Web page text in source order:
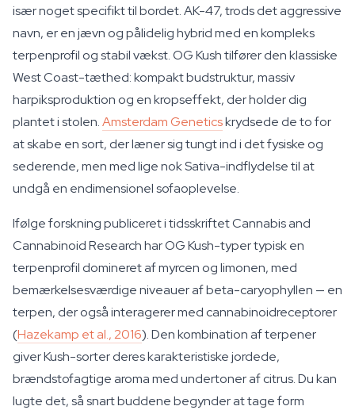
især noget specifikt til bordet. AK-47, trods det aggressive
navn, er en jævn og pålidelig hybrid med en kompleks
terpenprofil og stabil vækst. OG Kush tilfører den klassiske
West Coast-tæthed: kompakt budstruktur, massiv
harpiksproduktion og en kropseffekt, der holder dig
plantet i stolen.Amsterdam Geneticskrydsede de to for
at skabe en sort, der læner sig tungt ind i det fysiske og
sederende, men med lige nok Sativa-indflydelse til at
undgå en endimensionel sofaoplevelse.
Ifølge forskning publiceret i tidsskriftetCannabis and
Cannabinoid Researchhar OG Kush-typer typisk en
terpenprofil domineret af myrcen og limonen, med
bemærkelsesværdige niveauer af beta-caryophyllen — en
terpen, der også interagerer med cannabinoidreceptorer
(Hazekamp et al., 2016). Den kombination af terpener
giver Kush-sorter deres karakteristiske jordede,
brændstofagtige aroma med undertoner af citrus. Du kan
lugte det, så snart buddene begynder at tage form